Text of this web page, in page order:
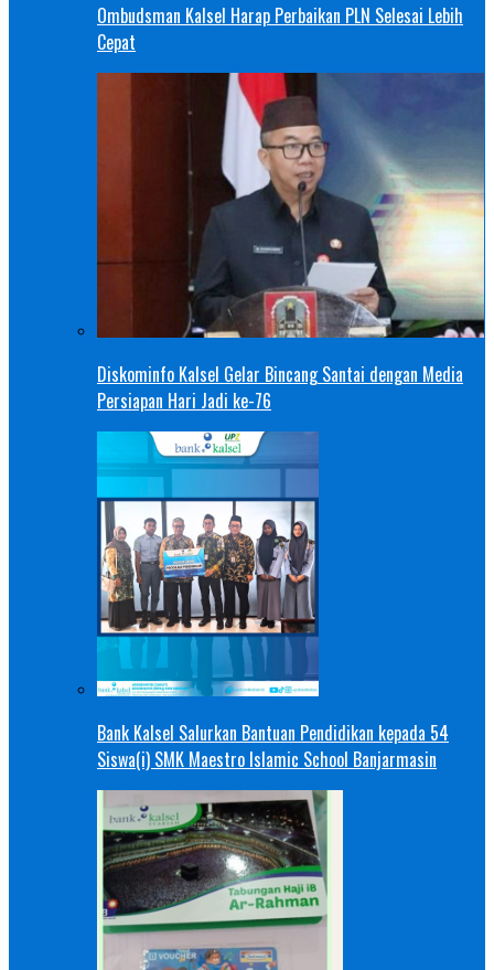
Ombudsman Kalsel Harap Perbaikan PLN Selesai Lebih
Cepat
Diskominfo Kalsel Gelar Bincang Santai dengan Media
Persiapan Hari Jadi ke-76
Bank Kalsel Salurkan Bantuan Pendidikan kepada 54
Siswa(i) SMK Maestro Islamic School Banjarmasin